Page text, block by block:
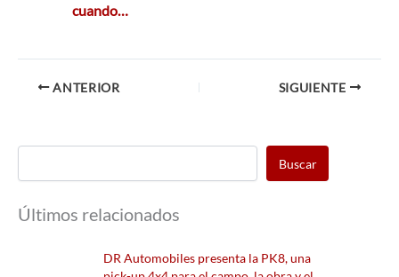
cuando…
ANTERIOR SIGUIENTE
Buscar
Últimos relacionados
DR Automobiles presenta la PK8, una